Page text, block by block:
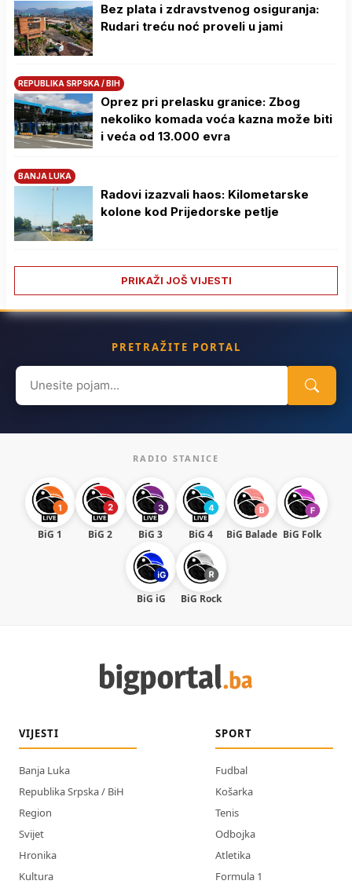
Bez plata i zdravstvenog osiguranja:
Rudari treću noć proveli u jami
REPUBLIKA SRPSKA / BIH
Oprez pri prelasku granice: Zbog
nekoliko komada voća kazna može biti
i veća od 13.000 evra
BANJA LUKA
Radovi izazvali haos: Kilometarske
kolone kod Prijedorske petlje
PRIKAŽI JOŠ VIJESTI
PRETRAŽITE PORTAL
Search
for:
RADIO STANICE
BiG 1 BiG 2 BiG 3 BiG 4 BiG Balade BiG Folk
BiG iG BiG Rock
VIJESTI
Banja Luka
Republika Srpska / BiH
Region
Svijet
Hronika
Kultura
SPORT
Fudbal
Košarka
Tenis
Odbojka
Atletika
Formula 1